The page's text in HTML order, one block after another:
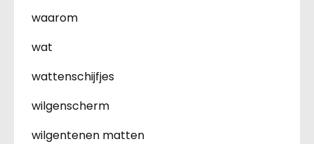
waarom
wat
wattenschijfjes
wilgenscherm
wilgentenen matten